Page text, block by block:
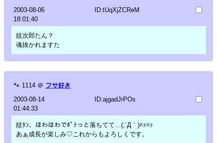
2003-08-06
18:01:40
ID:tUqXjZCReM
紋次郎たん？
魂抜かれますた
🐾 1114 ＠ フサ好き
2003-08-14
01:44:33
ID:ajgadJrPOs
紋ﾀﾝ、ほわほわでﾎﾟﾃっと落ちてて…(;´Д｀)ﾊｧﾊｧ
あぁ成長が楽しみ♡これからもよろしくです。